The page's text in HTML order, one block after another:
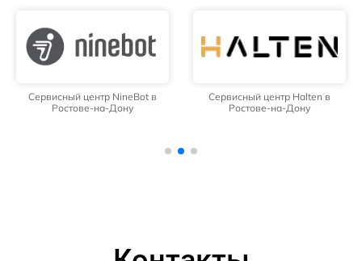
Сервисный центр NineBot в
Ростове-на-Дону
Сервисный центр Halten в
Ростове-на-Дону